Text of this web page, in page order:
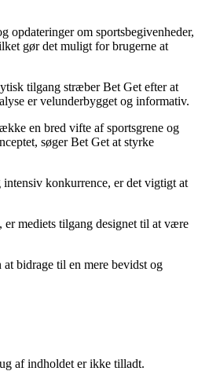
opdateringer om sportsbegivenheder,
gør det muligt for brugerne at
tilgang stræber Bet Get efter at
er velunderbygget og informativ.
en bred vifte af sportsgrene og
søger Bet Get at styrke
konkurrence, er det vigtigt at
mediets tilgang designet til at være
bidrage til en mere bevidst og
af indholdet er ikke tilladt.